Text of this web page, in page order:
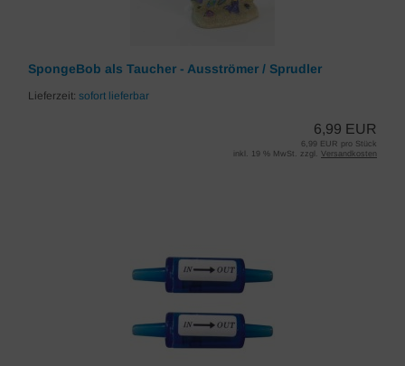
SpongeBob als Taucher - Ausströmer / Sprudler
Lieferzeit: sofort lieferbar
6,99 EUR
6,99 EUR pro Stück
inkl. 19 % MwSt. zzgl. Versandkosten